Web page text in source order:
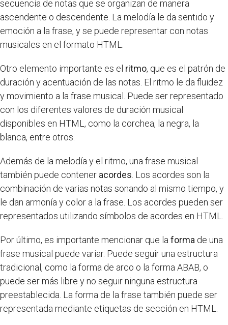
secuencia de notas que se organizan de manera
ascendente o descendente. La melodía le da sentido y
emoción a la frase, y se puede representar con notas
musicales en el formato HTML.
Otro elemento importante es el ritmo, que es el patrón de
duración y acentuación de las notas. El ritmo le da fluidez
y movimiento a la frase musical. Puede ser representado
con los diferentes valores de duración musical
disponibles en HTML, como la corchea, la negra, la
blanca, entre otros.
Además de la melodía y el ritmo, una frase musical
también puede contener acordes . Los acordes son la
combinación de varias notas sonando al mismo tiempo, y
le dan armonía y color a la frase. Los acordes pueden ser
representados utilizando símbolos de acordes en HTML.
Por último, es importante mencionar que la forma de una
frase musical puede variar. Puede seguir una estructura
tradicional, como la forma de arco o la forma ABAB, o
puede ser más libre y no seguir ninguna estructura
preestablecida. La forma de la frase también puede ser
representada mediante etiquetas de sección en HTML.